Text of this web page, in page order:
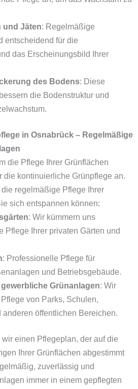
und Jäten: Regelmäßige
entscheidend für die
das Erscheinungsbild Ihrer
des Bodens: Diese
die Bodenstruktur und
in Osnabrück – Regelmäßige
die Pflege Ihrer Grünflächen
die kontinuierliche Grünpflege an.
regelmäßige Pflege Ihrer
sich entspannen können:
: Wir kümmern uns
Pflege Ihrer privaten Gärten und
: Professionelle Pflege für
und Betriebsgebäude.
Grünanlagen: Wir
von Parks, Schulen,
anderen öffentlichen Bereichen.
einen Pflegeplan, der auf die
Ihrer Grünflächen abgestimmt
zuverlässig und
immer in einem gepflegten